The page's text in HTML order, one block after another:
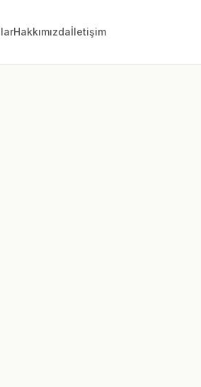
Hakkımızdaİletişim